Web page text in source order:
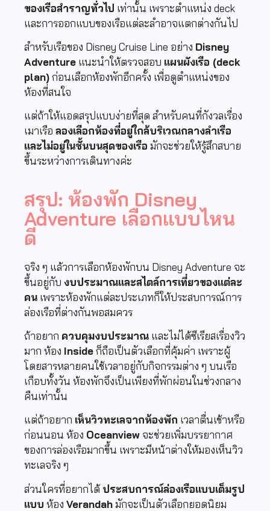
ของเรือสำราญทั่วไป เท่านั้น เพราะตำแหน่ง deck
และการออกแบบของเรือแต่ละลำอาจแตกต่างกันไป
สำหรับเรือของ Disney Cruise Line อย่าง Disney
Adventure แนะนำให้ตรวจสอบ แผนผังเรือ (deck
plan)ก่อนเลือกห้องพักอีกครั้ง เพื่อดูตำแหน่งของ
ห้องที่สนใจ
แต่ถ้าให้แอดสรุปแบบง่ายที่สุด สำหรับคนที่กังวลเรื่อง
เมาเรือ ลองเลือกห้องที่อยู่ใกล้บริเวณกลางลำเรือ
และไม่อยู่ในชั้นบนสุดของเรือ มักจะช่วยให้รู้สึกสบาย
ขึ้นระหว่างการเดินทางค่ะ
สรุป: ห้องพัก Disney
Adventure เลือกแบบไหน
ดี
จริง ๆ แล้วการเลือกห้องพักบน Disney Adventure จะ
ขึ้นอยู่กับ งบประมาณและสไตล์การเที่ยวของแต่ละ
คน เพราะห้องพักแต่ละประเภทก็ให้ประสบการณ์การ
ล่องเรือที่ต่างกันพอสมควร
ถ้าอยาก ควบคุมงบประมาณ และไม่ได้ซีเรียสเรื่องวิว
มาก ห้อง Insideก็ถือเป็นตัวเลือกที่คุ้มค่า เพราะผู้
โดยสารหลายคนใช้เวลาอยู่กับกิจกรรมต่าง ๆ บนเรือ
เกือบทั้งวัน ห้องพักจึงเป็นเพียงที่พักผ่อนในช่วงกลาง
คืนเท่านั้น
แต่ถ้าอยาก เห็นวิวทะเลจากห้องพัก เวลาตื่นเช้าหรือ
ก่อนนอน ห้อง Oceanview จะช่วยเพิ่มบรรยากาศ
ของการล่องเรือมากขึ้น เพราะมีหน้าต่างให้มองเห็นวิว
ทะเลจริง ๆ
ส่วนใครที่อยากได้ประสบการณ์ล่องเรือแบบเต็มรูป
แบบ ห้อง Verandahมักจะเป็นตัวเลือกยอดนิยม